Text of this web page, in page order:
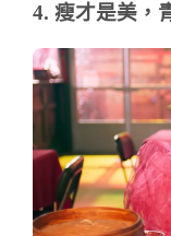
4. 瘦才是美，